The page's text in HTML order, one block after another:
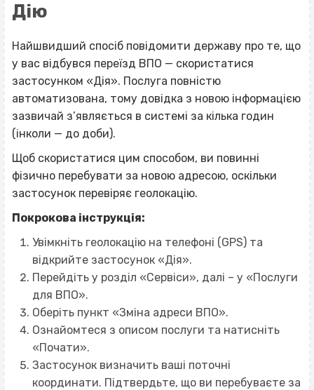
Дію
Найшвидший спосіб повідомити державу про те, що
у вас відбувся переїзд ВПО — скористатися
застосунком «Дія». Послуга повністю
автоматизована, тому довідка з новою інформацією
зазвичай з’являється в системі за кілька годин
(інколи — до доби).
Щоб скористатися цим способом, ви повинні
фізично перебувати за новою адресою, оскільки
застосунок перевіряє геолокацію.
Покрокова інструкція:
Увімкніть геолокацію на телефоні (GPS) та
відкрийте застосунок «Дія».
Перейдіть у розділ «Сервіси», далі – у «Послуги
для ВПО».
Оберіть пункт «Зміна адреси ВПО».
Ознайомтеся з описом послуги та натисніть
«Почати».
Застосунок визначить ваші поточні
координати. Підтвердьте, що ви перебуваєте за